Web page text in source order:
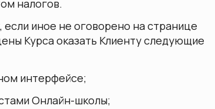
налогов.
иное не оговорено на странице
Курса оказать Клиенту следующие
интерфейсе;
Онлайн-школы;